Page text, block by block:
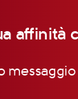
affinità